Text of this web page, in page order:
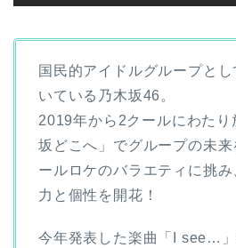
国民的アイドルグループと
いている乃木坂46。
2019年から2クールにわたり
坂どこへ」でグループの未
ールロケのバラエティに挑
力と個性を開花！
今年発表した楽曲「I see…